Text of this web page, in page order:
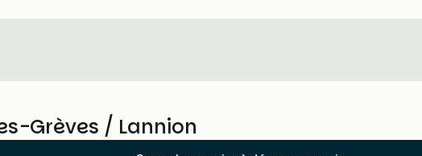
Grèves / Lannion